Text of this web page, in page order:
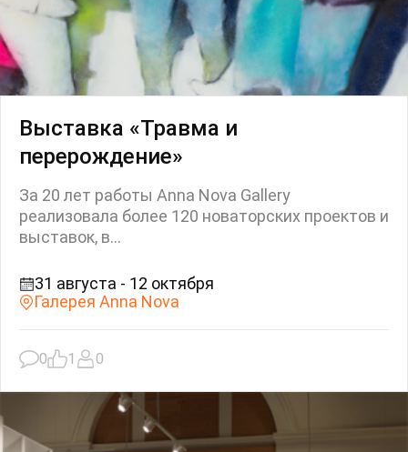
Выставка «Травма и
перерождение»
За 20 лет работы Anna Nova Gallery
реализовала более 120 новаторских проектов и
выставок, в...
31 августа - 12 октября
Галерея Anna Nova
0 1 0